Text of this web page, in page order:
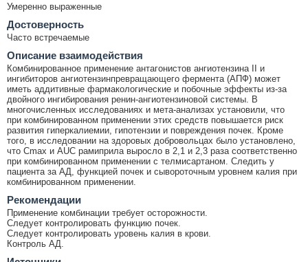
Умеренно выраженные
Достоверность
Часто встречаемые
Описание взаимодействия
Комбинированное применение антагонистов ангиотензина II и
ингибиторов ангиотензинпревращающего фермента (АПФ) может
иметь аддитивные фармакологические и побочные эффекты из-за
двойного ингибирования ренин-ангиотензиновой системы. В
многочисленных исследованиях и мета-анализах установили, что
при комбинированном применении этих средств повышается риск
развития гиперкалиемии, гипотензии и повреждения почек. Кроме
того, в исследовании на здоровых добровольцах было установлено,
что Cmax и AUC рамиприла выросло в 2,1 и 2,3 раза соответственно
при комбинированном применении с телмисартаном. Следить у
пациента за АД, функцией почек и сывороточным уровнем калия при
комбинированном применении.
Рекомендации
Применение комбинации требует осторожности.
Следует контролировать функцию почек.
Следует контролировать уровень калия в крови.
Контроль АД.